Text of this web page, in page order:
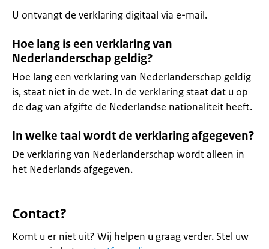
U ontvangt de verklaring digitaal via e-mail.
Hoe lang is een verklaring van
Nederlanderschap geldig?
Hoe lang een verklaring van Nederlanderschap geldig
is, staat niet in de wet. In de verklaring staat dat u op
de dag van afgifte de Nederlandse nationaliteit heeft.
In welke taal wordt de verklaring afgegeven?
De verklaring van Nederlanderschap wordt alleen in
het Nederlands afgegeven.
Contact?
Komt u er niet uit? Wij helpen u graag verder. Stel uw